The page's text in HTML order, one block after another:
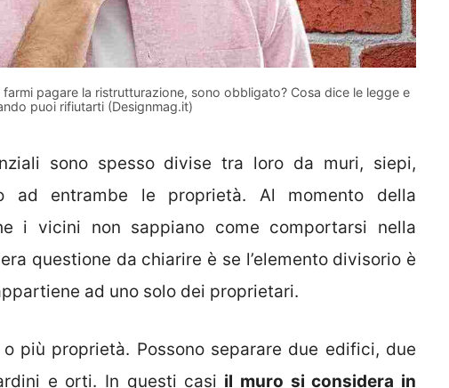
pagare la ristrutturazione, sono obbligato? Cosa dice le legge e
puoi rifiutarti (Designmag.it)
sono spesso divise tra loro da muri, siepi,
ad entrambe le proprietà. Al momento della
i vicini non sappiano come comportarsi nella
questione da chiarire è se l’elemento divisorio è
ad uno solo dei proprietari.
più proprietà. Possono separare due edifici, due
e orti. In questi casi il muro si considera in